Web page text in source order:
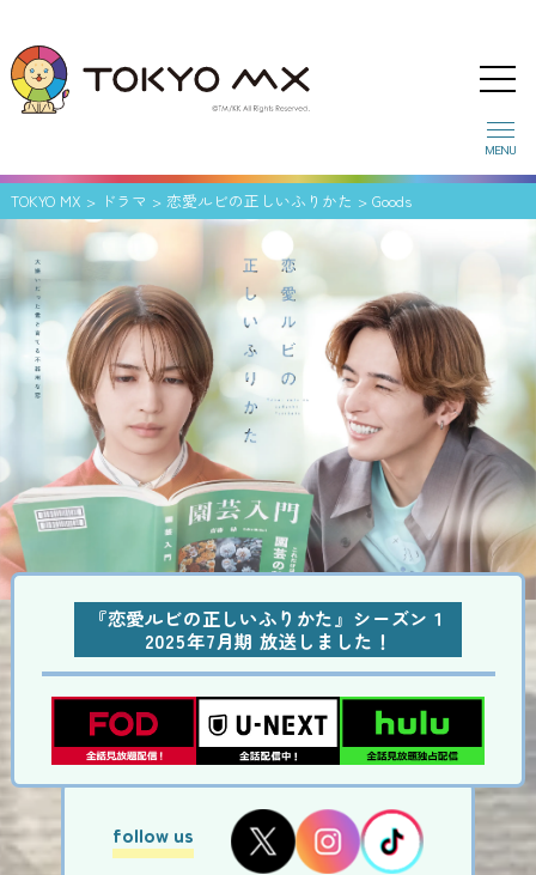
TOKYO MX > ドラマ > 恋愛ルビの正しいふりかた > Goods
MENU
『恋愛ルビの正しいふりかた』シーズン１
2025年7月期 放送しました！
follow us